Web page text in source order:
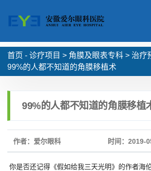
首页 - 诊疗项目 > 角膜及眼表专科 > 治疗
99%的人都不知道的角膜移植术
99%的人都不知道的角膜移植
作者：爱尔眼科 时间：2019-
你是否还记得《假如给我三天光明》的作者海